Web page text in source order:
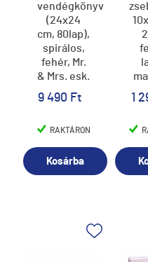
vendégkönyv
(24x24
cm, 80lap),
spirálos,
fehér, Mr.
& Mrs. esk.
(6)
9 490 Ft
RAKTÁRON
Kosárba
1